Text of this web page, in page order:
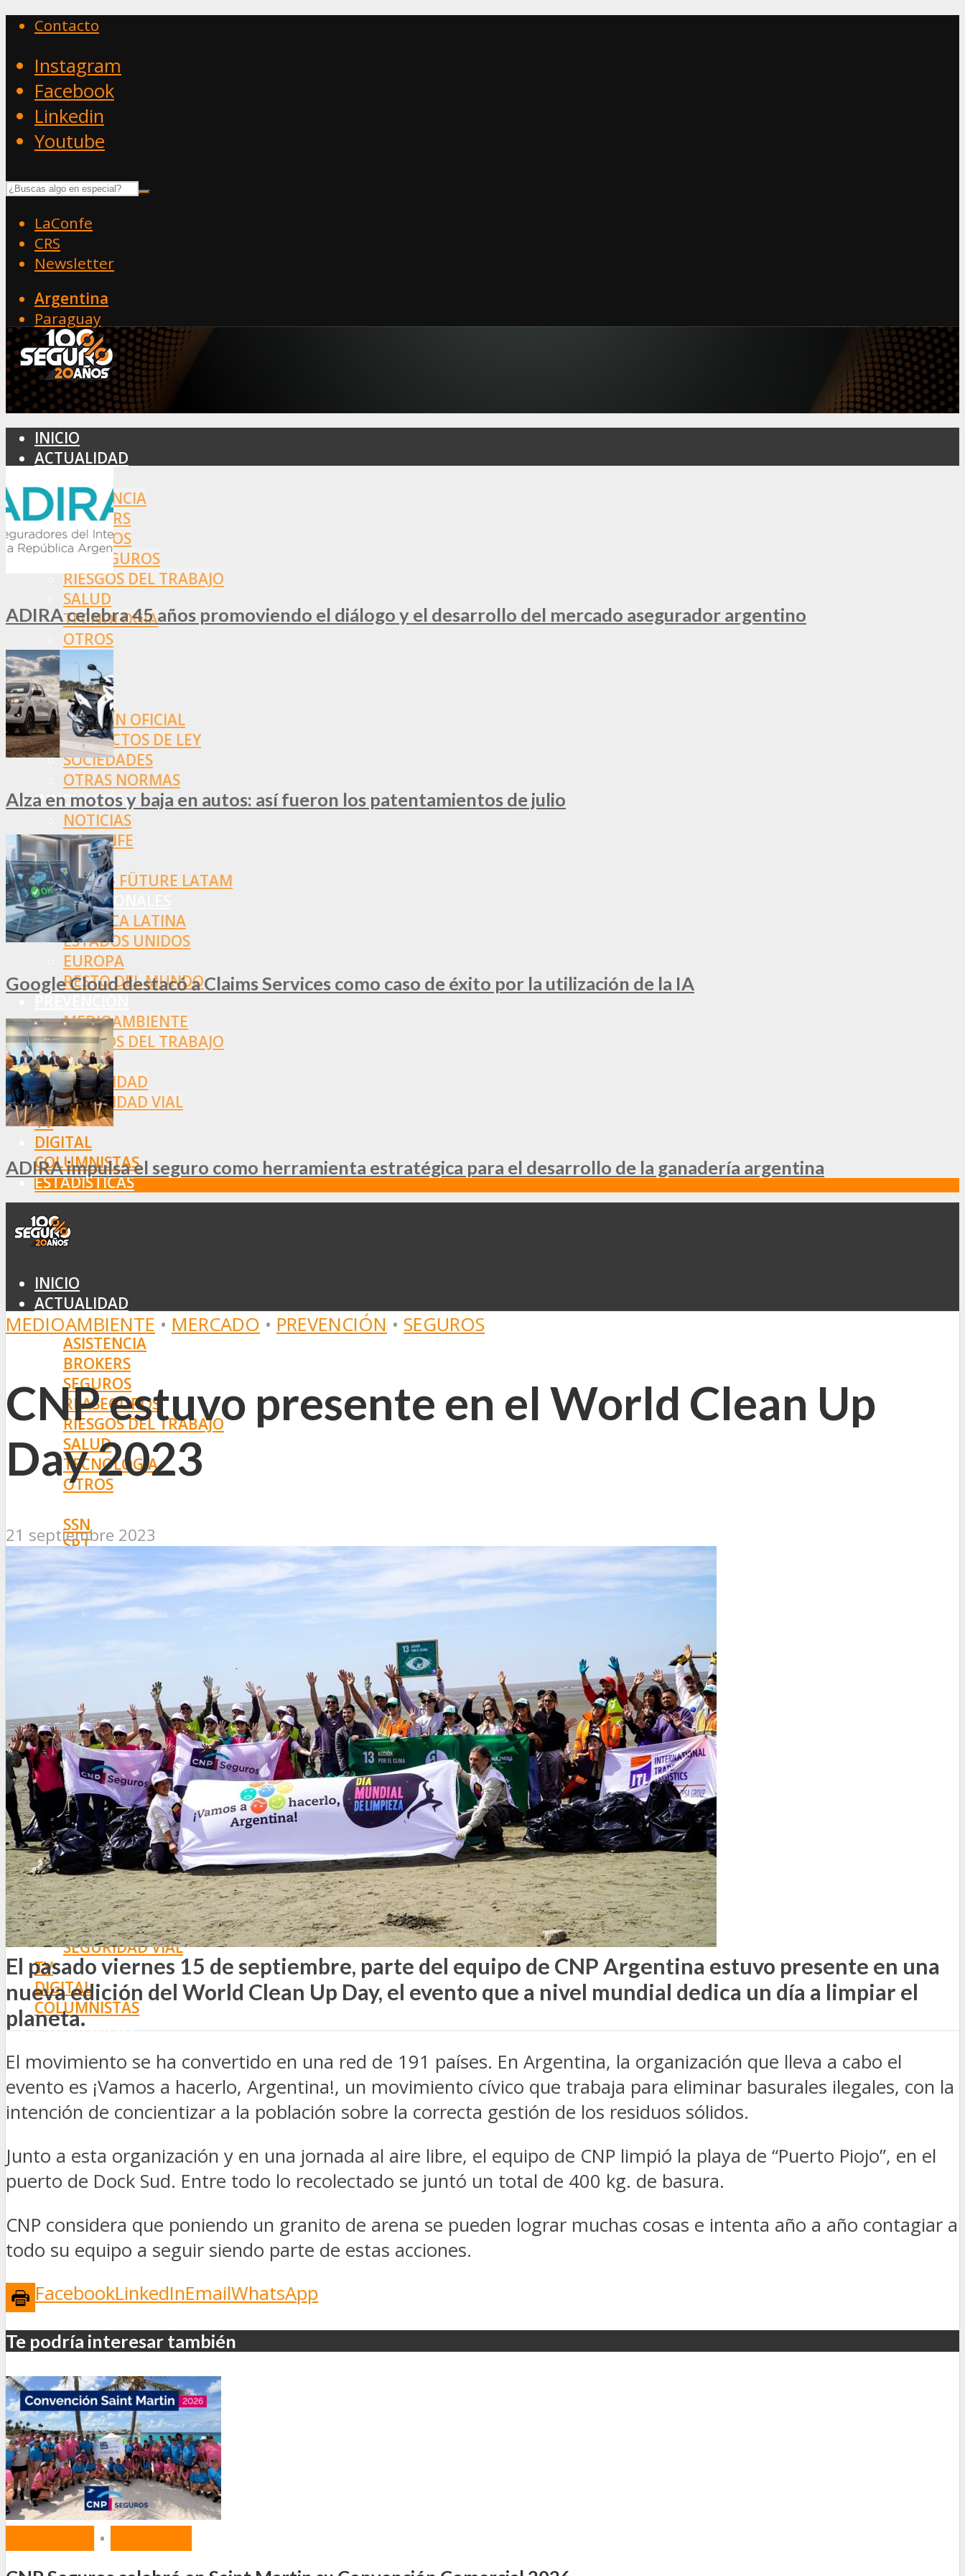
Contacto
Instagram
Facebook
Linkedin
Youtube
LaConfe
CRS
Newsletter
Argentina
Paraguay
INICIO
ACTUALIDAD
ASISTENCIA
BROKERS
SEGUROS
REASEGUROS
RIESGOS DEL TRABAJO
SALUD
TECNOLOGÍA
OTROS
NORMAS
SSN
SRT
BOLETÍN OFICIAL
PROYECTOS DE LEY
SOCIEDADES
OTRAS NORMAS
INNOVACIÓN
NOTICIAS
LA CONFE
ITC
INESE – FÜTURE LATAM
INTERNACIONALES
AMÉRICA LATINA
ESTADOS UNIDOS
EUROPA
RESTO DEL MUNDO
MEDIOAMBIENTE
RIESGOS DEL TRABAJO
SALUD
SEGURIDAD
SEGURIDAD VIAL
TV
DIGITAL
COLUMNISTAS
ESTADÍSTICAS
ADIRA celebra 45 años promoviendo el diálogo y el desarrollo del mercado asegurador argentino
Alza en motos y baja en autos: así fueron los patentamientos de julio
Google Cloud destacó a Claims Services como caso de éxito por la utilización de la IA
ADIRA impulsa el seguro como herramienta estratégica para el desarrollo de la ganadería argentina
INICIO
ACTUALIDAD
MERCADO
ASISTENCIA
BROKERS
SEGUROS
REASEGUROS
RIESGOS DEL TRABAJO
SALUD
TECNOLOGÍA
OTROS
SSN
SRT
BOLETÍN OFICIAL
PROYECTOS DE LEY
SOCIEDADES
OTRAS NORMAS
INNOVACIÓN
ITC
INESE – FÜTURE LATAM
INTERNACIONALES
AMÉRICA LATINA
ESTADOS UNIDOS
EUROPA
RESTO DEL MUNDO
PREVENCIÓN
MEDIOAMBIENTE
RIESGOS DEL TRABAJO
SALUD
SEGURIDAD
SEGURIDAD VIAL
TV
DIGITAL
COLUMNISTAS
ESTADÍSTICAS
MEDIOAMBIENTE • MERCADO • PREVENCIÓN • SEGUROS
CNP estuvo presente en el World Clean Up
Day 2023
21 septiembre 2023
El pasado viernes 15 de septiembre, parte del equipo de CNP Argentina estuvo presente en una
nueva edición del World Clean Up Day, el evento que a nivel mundial dedica un día a limpiar el
planeta.
El movimiento se ha convertido en una red de 191 países. En Argentina, la organización que lleva a cabo el
evento es ¡Vamos a hacerlo, Argentina!, un movimiento cívico que trabaja para eliminar basurales ilegales, con la
intención de concientizar a la población sobre la correcta gestión de los residuos sólidos.
Junto a esta organización y en una jornada al aire libre, el equipo de CNP limpió la playa de “Puerto Piojo”, en el
puerto de Dock Sud. Entre todo lo recolectado se juntó un total de 400 kg. de basura.
CNP considera que poniendo un granito de arena se pueden lograr muchas cosas e intenta año a año contagiar a
todo su equipo a seguir siendo parte de estas acciones.
FacebookLinkedInEmailWhatsApp
Te podría interesar también
•